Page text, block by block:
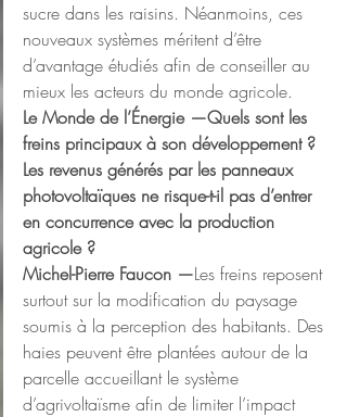
sucre dans les raisins. Néanmoins, ces
nouveaux systèmes méritent d’être
d’avantage étudiés afin de conseiller au
mieux les acteurs du monde agricole.
Le Monde de l’Énergie —Quels sont les
freins principaux à son développement ?
Les revenus générés par les panneaux
photovoltaïques ne risque-t-il pas d’entrer
en concurrence avec la production
agricole ?
Michel-Pierre Faucon —Les freins reposent
surtout sur la modification du paysage
soumis à la perception des habitants. Des
haies peuvent être plantées autour de la
parcelle accueillant le système
d’agrivoltaïsme afin de limiter l’impact